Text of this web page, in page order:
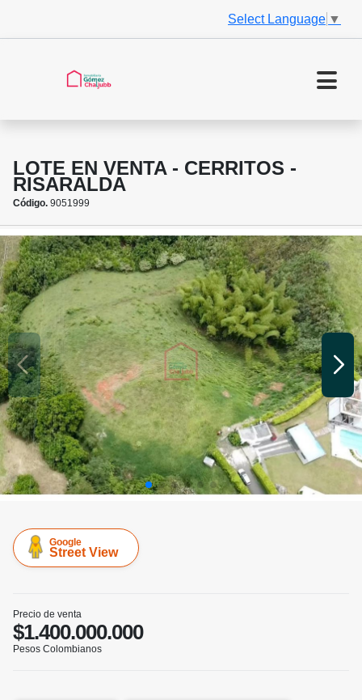
Select Language ▼
LOTE EN VENTA - CERRITOS -
RISARALDA
Código. 9051999
Google
Street View
Precio de venta
$1.400.000.000
Pesos Colombianos